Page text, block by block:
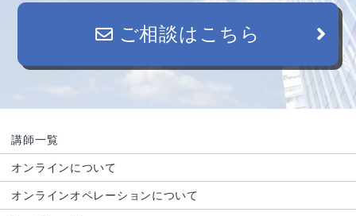
ご相談はこちら
講師一覧
オンラインについて
オンラインオペレーションについて